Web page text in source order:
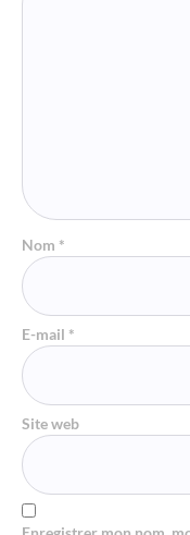
Nom *
E-mail *
Site web